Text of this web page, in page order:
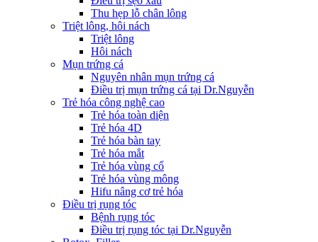
Thu hẹp lỗ chân lông
Triệt lông, hôi nách
Triệt lông
Hôi nách
Mụn trứng cá
Nguyên nhân mụn trứng cá
Điều trị mụn trứng cá tại Dr.Nguyễn
Trẻ hóa công nghệ cao
Trẻ hóa toàn diện
Trẻ hóa 4D
Trẻ hóa bàn tay
Trẻ hóa mắt
Trẻ hóa vùng cổ
Trẻ hóa vùng mông
Hifu nâng cơ trẻ hóa
Điều trị rụng tóc
Bệnh rụng tóc
Điều trị rụng tóc tại Dr.Nguyễn